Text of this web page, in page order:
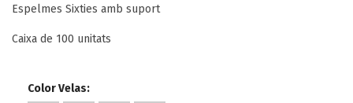
Espelmes Sixties amb suport
Caixa de 100 unitats
Color Velas: